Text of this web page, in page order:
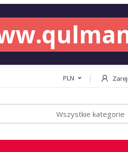
PLN
Wszystkie kategorie